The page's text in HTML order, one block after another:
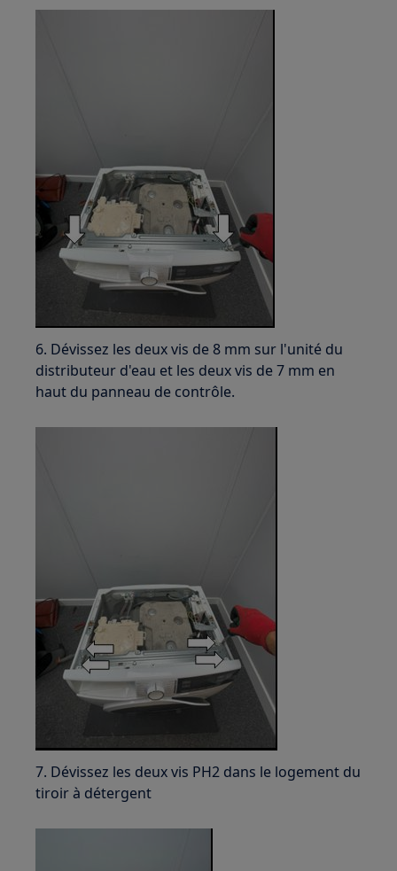
6. Dévissez les deux vis de 8 mm sur l'unité du
distributeur d'eau et les deux vis de 7 mm en
haut du panneau de contrôle.
7. Dévissez les deux vis PH2 dans le logement du
tiroir à détergent